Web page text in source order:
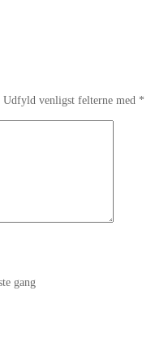
venligst felterne med *
gang